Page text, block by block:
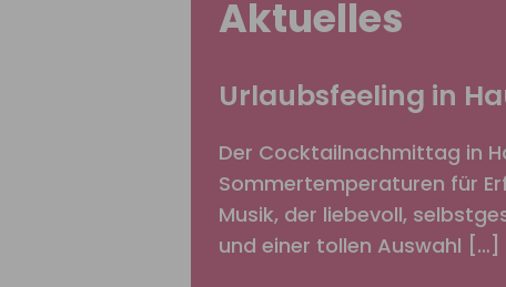
Aktuelles
Urlaubsfeeling in
Der Cocktailnachmittag in
Sommertemperaturen für
Musik, der liebevoll,
und einer tollen Auswahl […]